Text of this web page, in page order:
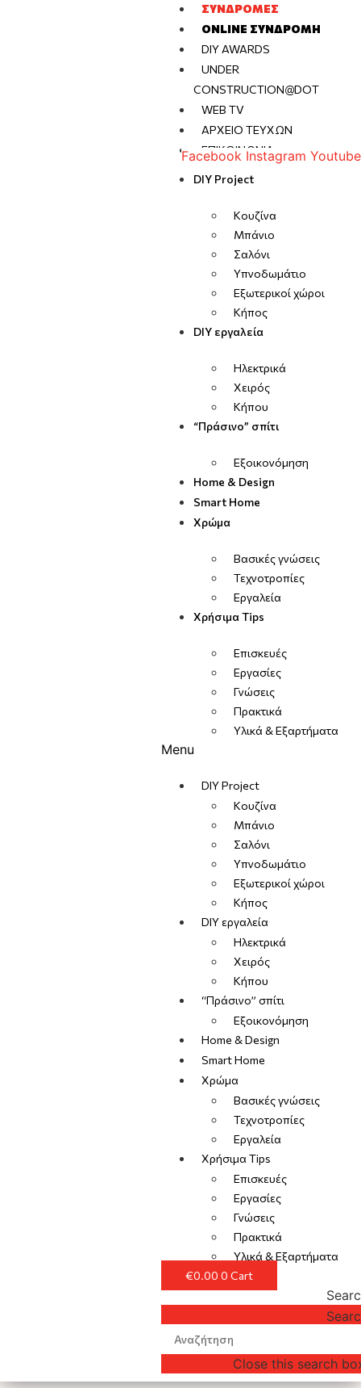
ΣΥΝΔΡΟΜΈΣ
ONLINE ΣΥΝΔΡΟΜΉ
DIY AWARDS
UNDER
CONSTRUCTION@DOT
WEB TV
ΑΡΧΕΊΟ ΤΕΥΧΏΝ
ΕΠΙΚΟΙΝΩΝΊΑ
Facebook Instagram Youtube
DIY Project
Κουζίνα
Μπάνιο
Σαλόνι
Υπνοδωμάτιο
Εξωτερικοί χώροι
Κήπος
DIY εργαλεία
Ηλεκτρικά
Χειρός
Κήπου
“Πράσινο” σπίτι
Εξοικονόμηση
Home & Design
Smart Home
Χρώμα
Βασικές γνώσεις
Τεχνοτροπίες
Εργαλεία
Χρήσιμα Tips
Επισκευές
Εργασίες
Γνώσεις
Πρακτικά
Υλικά & Εξαρτήματα
Menu
DIY Project
Κουζίνα
Μπάνιο
Σαλόνι
Υπνοδωμάτιο
Εξωτερικοί χώροι
Κήπος
DIY εργαλεία
Ηλεκτρικά
Χειρός
Κήπου
“Πράσινο” σπίτι
Εξοικονόμηση
Home & Design
Smart Home
Χρώμα
Βασικές γνώσεις
Τεχνοτροπίες
Εργαλεία
Χρήσιμα Tips
Επισκευές
Εργασίες
Γνώσεις
Πρακτικά
Υλικά & Εξαρτήματα
€0.00 0 Cart
Close this search